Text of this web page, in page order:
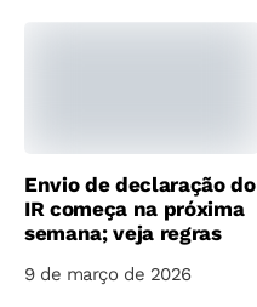
Envio de declaração do
IR começa na próxima
semana; veja regras
9 de março de 2026